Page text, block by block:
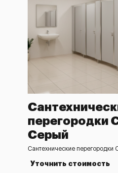
перегородки
Серый
Сантехнические перегородки
Уточнить стоимость